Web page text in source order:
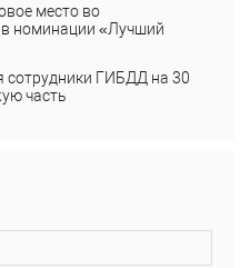
место во
в номинации «Лучший
сотрудники ГИБДД на 30
часть